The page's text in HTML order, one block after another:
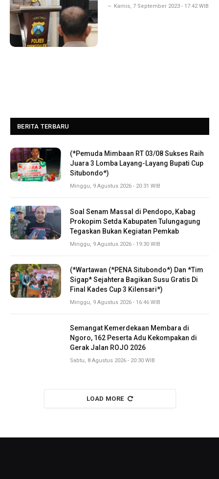
Kamis, 7 September 2023 - 17:42 WIB
BERITA TERBARU
(*Pemuda Mimbaan RT 03/08 Sukses Raih
Juara 3 Lomba Layang-Layang Bupati Cup
Situbondo*)
Minggu, 9 Agustus 2026 - 20:31 WIB
Soal Senam Massal di Pendopo, Kabag
Prokopim Setda Kabupaten Tulungagung
Tegaskan Bukan Kegiatan Pemkab
Minggu, 9 Agustus 2026 - 19:30 WIB
(*Wartawan (*PENA Situbondo*) Dan *Tim
Sigap* Sejahtera Bagikan Susu Gratis Di
Final Kades Cup 3 Kilensari*)
Minggu, 9 Agustus 2026 - 16:46 WIB
Semangat Kemerdekaan Membara di
Ngoro, 162 Peserta Adu Kekompakan di
Gerak Jalan ROJO 2026
Sabtu, 8 Agustus 2026 - 20:30 WIB
LOAD MORE